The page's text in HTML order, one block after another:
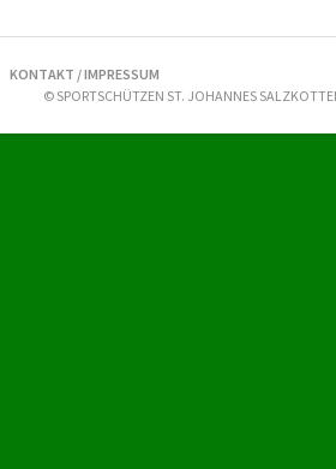
KONTAKT / IMPRESSUM
© SPORTSCHÜTZEN ST. JOHANNES